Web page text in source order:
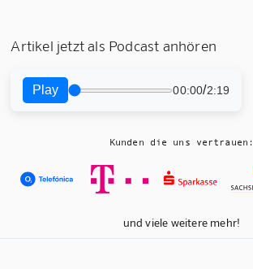
Artikel jetzt als Podcast anhören
Play 00:00/2:19
Kunden die uns vertrauen:
und viele weitere mehr!